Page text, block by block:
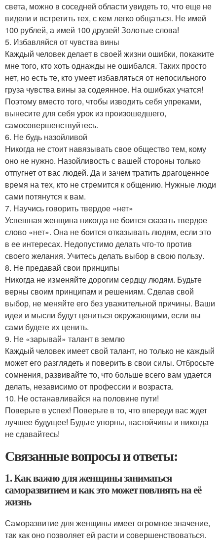
света, можно в соседней области увидеть то, что еще не
видели и встретить тех, с кем легко общаться. Не имей
100 рублей, а имей 100 друзей! Золотые слова!
5. Избавляйся от чувства вины
Каждый человек делает в своей жизни ошибки, покажите
мне того, кто хоть однажды не ошибался. Таких просто
нет, но есть те, кто умеет избавляться от непосильного
груза чувства вины за содеянное. На ошибках учатся!
Поэтому вместо того, чтобы изводить себя упреками,
вынесите для себя урок из произошедшего,
самосовершенствуйтесь.
6. Не будь назойливой
Никогда не стоит навязывать свое общество тем, кому
оно не нужно. Назойливость с вашей стороны только
отпугнет от вас людей. Да и зачем тратить драгоценное
время на тех, кто не стремится к общению. Нужные люди
сами потянутся к вам.
7. Научись говорить твердое «нет»
Успешная женщина никогда не боится сказать твердое
слово «нет». Она не боится отказывать людям, если это
в ее интересах. Недопустимо делать что-то против
своего желания. Учитесь делать выбор в свою пользу.
8. Не предавай свои принципы
Никогда не изменяйте дорогим сердцу людям. Будьте
верны своим принципам и решениям. Сделав свой
выбор, не меняйте его без уважительной причины. Ваши
идеи и мысли будут цениться окружающими, если вы
сами будете их ценить.
9. Не «зарывай» талант в землю
Каждый человек имеет свой талант, но только не каждый
может его разглядеть и поверить в свои силы. Отбросьте
сомнения, развивайте то, что больше всего вам удается
делать, независимо от профессии и возраста.
10. Не останавливайся на половине пути!
Поверьте в успех! Поверьте в то, что впереди вас ждет
лучшее будущее! Будьте упорны, настойчивы и никогда
не сдавайтесь!
Связанные вопросы и ответы:
1. Как важно для женщины заниматься
саморазвитием и как это может повлиять на её
жизнь
Саморазвитие для женщины имеет огромное значение,
так как оно позволяет ей расти и совершенствоваться.